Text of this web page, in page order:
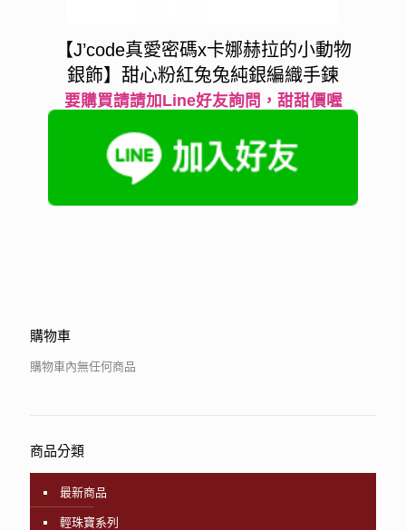
【J’code真愛密碼x卡娜赫拉的小動物
銀飾】甜心粉紅兔兔純銀編織手鍊
要購買請請加Line好友詢問，甜甜價喔
購物車
購物車內無任何商品
商品分類
最新商品
輕珠寶系列